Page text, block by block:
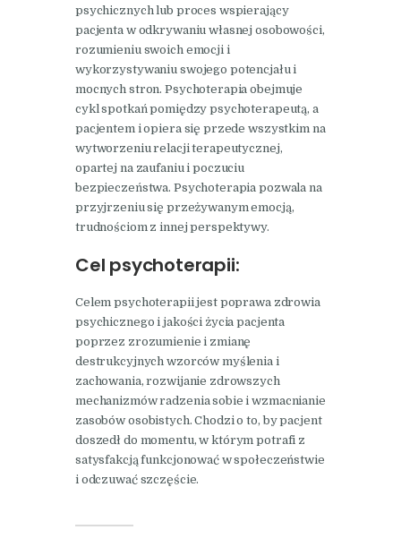
psychicznych lub proces wspierający
pacjenta w odkrywaniu własnej osobowości,
rozumieniu swoich emocji i
wykorzystywaniu swojego potencjału i
mocnych stron. Psychoterapia obejmuje
cykl spotkań pomiędzy psychoterapeutą, a
pacjentem i opiera się przede wszystkim na
wytworzeniu relacji terapeutycznej,
opartej na zaufaniu i poczuciu
bezpieczeństwa. Psychoterapia pozwala na
przyjrzeniu się przeżywanym emocją,
trudnościom z innej perspektywy.
Cel psychoterapii:
Celem psychoterapii jest poprawa zdrowia
psychicznego i jakości życia pacjenta
poprzez zrozumienie i zmianę
destrukcyjnych wzorców myślenia i
zachowania, rozwijanie zdrowszych
mechanizmów radzenia sobie i wzmacnianie
zasobów osobistych. Chodzi o to, by pacjent
doszedł do momentu, w którym potrafi z
satysfakcją funkcjonować w społeczeństwie
i odczuwać szczęście.